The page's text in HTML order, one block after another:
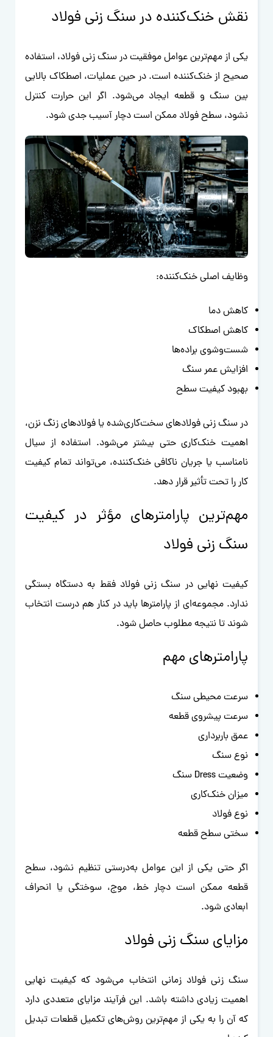
نقش خنک‌کننده در سنگ زنی فولاد
یکی از مهم‌ترین عوامل موفقیت در سنگ زنی فولاد، استفاده
صحیح از خنک‌کننده است. در حین عملیات، اصطکاک بالایی
بین سنگ و قطعه ایجاد می‌شود. اگر این حرارت کنترل
نشود، سطح فولاد ممکن است دچار آسیب جدی شود.
وظایف اصلی خنک‌کننده:
کاهش دما
کاهش اصطکاک
شست‌وشوی براده‌ها
افزایش عمر سنگ
بهبود کیفیت سطح
در سنگ زنی فولادهای سخت‌کاری‌شده یا فولادهای زنگ نزن،
اهمیت خنک‌کاری حتی بیشتر می‌شود. استفاده از سیال
نامناسب یا جریان ناکافی خنک‌کننده، می‌تواند تمام کیفیت
کار را تحت تأثیر قرار دهد.
مهم‌ترین پارامترهای مؤثر در کیفیت
سنگ زنی فولاد
کیفیت نهایی در سنگ زنی فولاد فقط به دستگاه بستگی
ندارد. مجموعه‌ای از پارامترها باید در کنار هم درست انتخاب
شوند تا نتیجه مطلوب حاصل شود.
پارامترهای مهم
سرعت محیطی سنگ
سرعت پیشروی قطعه
عمق باربرداری
نوع سنگ
وضعیت Dress سنگ
میزان خنک‌کاری
نوع فولاد
سختی سطح قطعه
اگر حتی یکی از این عوامل به‌درستی تنظیم نشود، سطح
قطعه ممکن است دچار خط، موج، سوختگی یا انحراف
ابعادی شود.
مزایای سنگ زنی فولاد
سنگ زنی فولاد زمانی انتخاب می‌شود که کیفیت نهایی
اهمیت زیادی داشته باشد. این فرآیند مزایای متعددی دارد
که آن را به یکی از مهم‌ترین روش‌های تکمیل قطعات تبدیل